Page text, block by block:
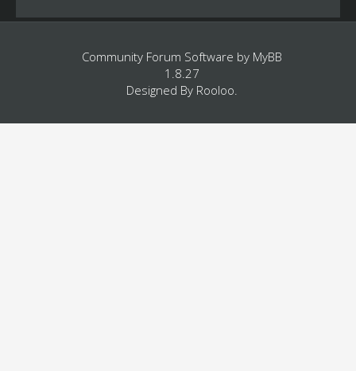
Community Forum Software by MyBB
1.8.27
Designed By Rooloo.